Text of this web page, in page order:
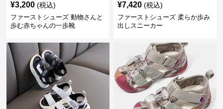
¥3,200 (税込)
ファーストシューズ 動物さんと
歩む赤ちゃんの一歩靴
¥7,420 (税込)
ファーストシューズ 柔らか歩み
出しスニーカー